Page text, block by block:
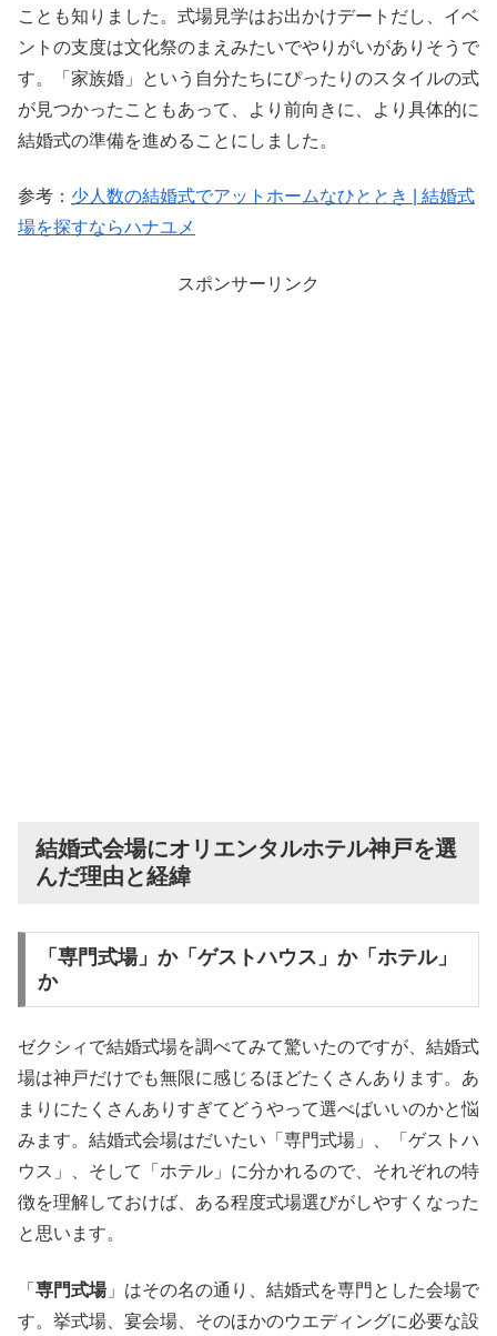
ことも知りました。式場見学はお出かけデートだし、イベ
ントの支度は文化祭のまえみたいでやりがいがありそうで
す。「家族婚」という自分たちにぴったりのスタイルの式
が見つかったこともあって、より前向きに、より具体的に
結婚式の準備を進めることにしました。
参考： 少人数の結婚式でアットホームなひととき | 結婚式
場を探すならハナユメ
スポンサーリンク
結婚式会場にオリエンタルホテル神戸を選
んだ理由と経緯
「専門式場」か「ゲストハウス」か「ホテル」
か
ゼクシィで結婚式場を調べてみて驚いたのですが、結婚式
場は神戸だけでも無限に感じるほどたくさんあります。あ
まりにたくさんありすぎてどうやって選べばいいのかと悩
みます。結婚式会場はだいたい「専門式場」、「ゲストハ
ウス」、そして「ホテル」に分かれるので、それぞれの特
徴を理解しておけば、ある程度式場選びがしやすくなった
と思います。
「 専門式場」はその名の通り、結婚式を専門とした会場で
す。挙式場、宴会場、そのほかのウエディングに必要な設